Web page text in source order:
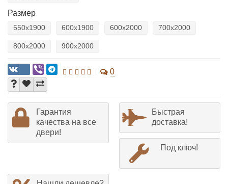
Размер
550х1900 600х1900 600х2000 700х2000
800х2000 900х2000
0
Гарантия
качества на все
двери!
Быстрая
доставка!
Под ключ!